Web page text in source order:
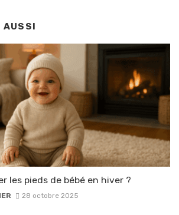
AUSSI
les pieds de bébé en hiver ?
28 octobre 2025